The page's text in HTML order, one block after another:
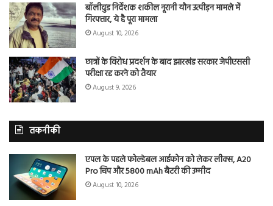
बॉलीवुड निर्देशक शकील नूरानी यौन उत्पीड़न मामले में
गिरफ्तार, ये है पूरा मामला
August 10, 2026
छात्रों के विरोध प्रदर्शन के बाद झारखंड सरकार जेपीएससी
परीक्षा रद्द करने को तैयार
August 9, 2026
तकनीकी
एपल के पहले फोल्डेबल आईफोन को लेकर लीक्स, A20
Pro चिप और 5800 mAh बैटरी की उम्मीद
August 10, 2026